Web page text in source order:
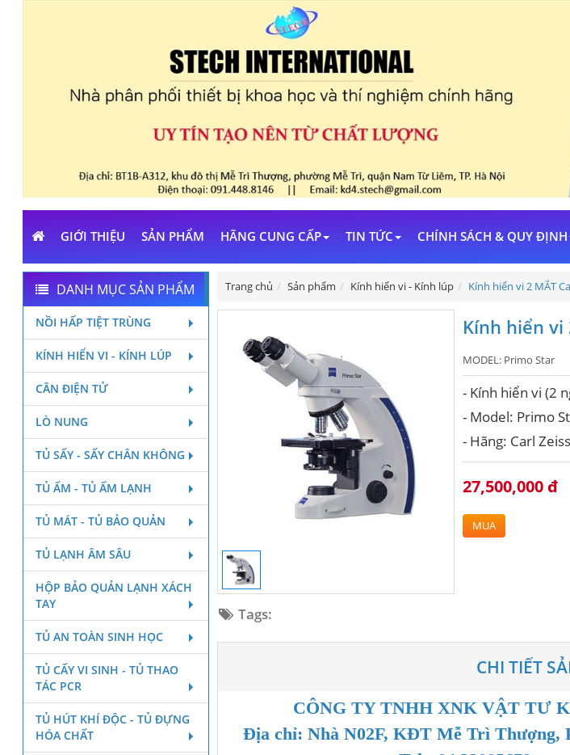
GIỚI THIỆU SẢN PHẨM HÃNG CUNG CẤP TIN TỨC CHÍNH SÁCH & QUY ĐỊNH
Trang chủ Sản phẩm Kính hiển vi - Kính lúp Kính hiển vi 2 MẮT
Kính hiển vi
MODEL: Primo Star
- Kính hiển vi (2
- Model: Primo
- Hãng: Carl
27,500,000 đ
MUA
Tags:
CHI TIẾT
CÔNG TY TNHH XNK VẬT TƯ
Địa chỉ: Nhà N02F, KĐT Mễ Trì Thượng,
DANH MỤC SẢN PHẨM
NỒI HẤP TIỆT TRÙNG
KÍNH HIỂN VI - KÍNH LÚP
CÂN ĐIỆN TỬ
LÒ NUNG
TỦ SẤY - SẤY CHÂN KHÔNG
TỦ ẤM - TỦ ẤM LẠNH
TỦ MÁT - TỦ BẢO QUẢN
TỦ LẠNH ÂM SÂU
HỘP BẢO QUẢN LẠNH XÁCH
TAY
TỦ AN TOÀN SINH HỌC
TỦ CẤY VI SINH - TỦ THAO
TÁC PCR
TỦ HÚT KHÍ ĐỘC - TỦ ĐỰNG
HÓA CHẤT